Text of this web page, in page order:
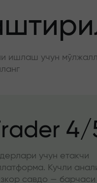
ишлаш учун
4/
учун етакчи
Кучли
савдо — барчаси